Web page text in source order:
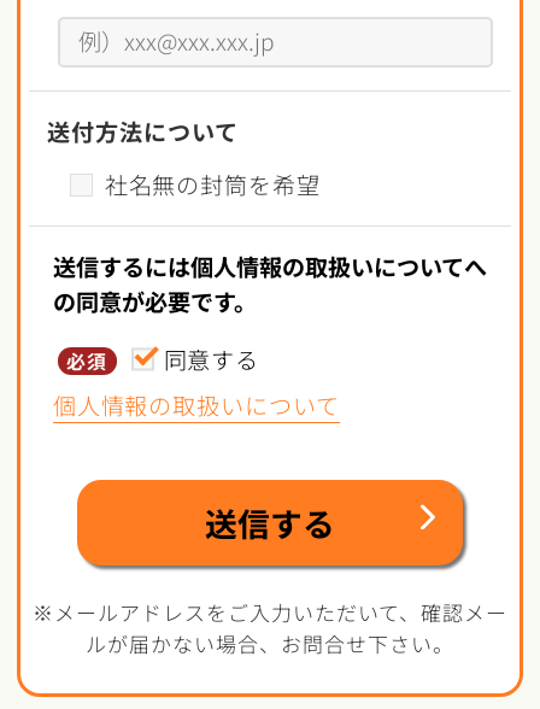
送付方法について
社名無の封筒を希望
送信するには個人情報の取扱いについてへ
の同意が必要です。
必須
同意する
個人情報の取扱いについて
※メールアドレスをご入力いただいて、確認メー
ルが届かない場合、お問合せ下さい。